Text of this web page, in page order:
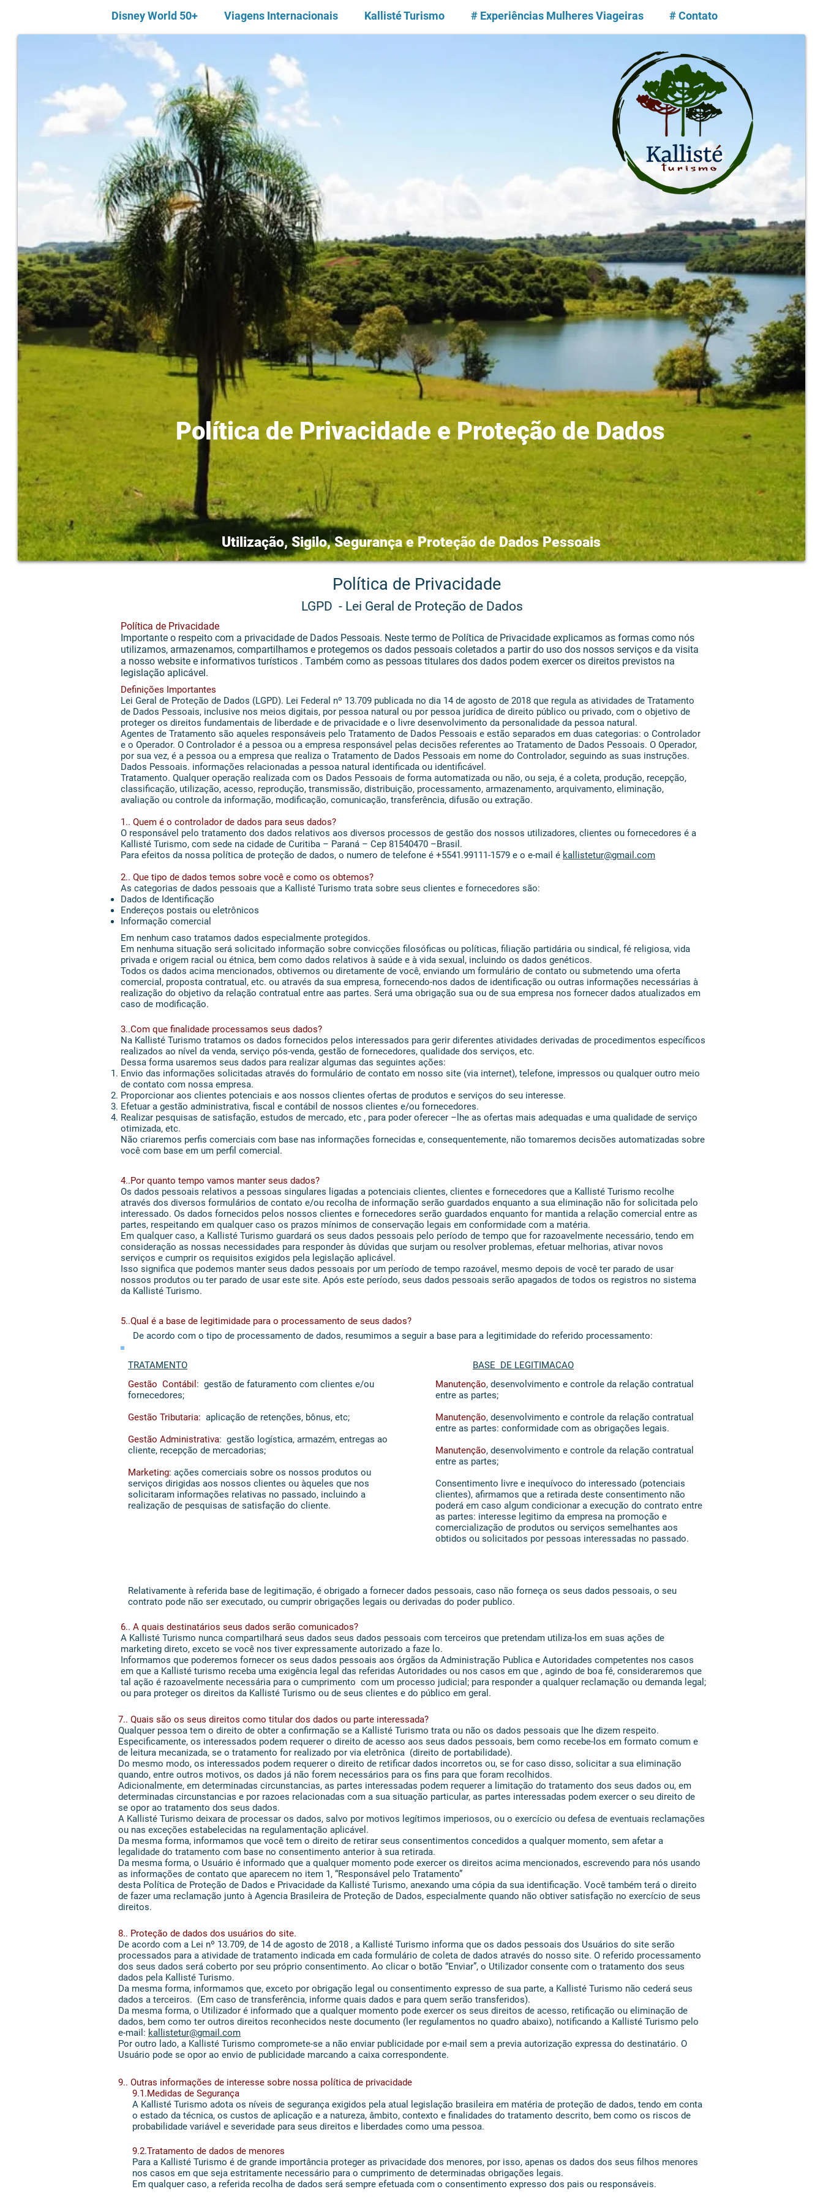
Disney World 50+ Viagens Internacionais Kallisté Turismo # Experiências Mulheres Viageiras # Contato
Política de Privacidade e Proteção de Dados
Utilização, Sigilo, Segurança e Proteção de Dados Pessoais
Política de Privacidade
LGPD - Lei Geral de Proteção de Dados
Política de Privacidade
Importante o respeito com a privacidade de Dados Pessoais. Neste termo de Política de Privacidade explicamos as formas como nós
utilizamos, armazenamos, compartilhamos e protegemos os dados pessoais coletados a partir do uso dos nossos serviços e da visita
a nosso website e informativos turísticos . Também como as pessoas titulares dos dados podem exercer os direitos previstos na
legislação aplicável.
Definições Importantes
Lei Geral de Proteção de Dados (LGPD). Lei Federal nº 13.709 publicada no dia 14 de agosto de 2018 que regula as atividades de Tratamento
de Dados Pessoais, inclusive nos meios digitais, por pessoa natural ou por pessoa jurídica de direito público ou privado, com o objetivo de
proteger os direitos fundamentais de liberdade e de privacidade e o livre desenvolvimento da personalidade da pessoa natural.
Agentes de Tratamento são aqueles responsáveis pelo Tratamento de Dados Pessoais e estão separados em duas categorias: o Controlador
e o Operador. O Controlador é a pessoa ou a empresa responsável pelas decisões referentes ao Tratamento de Dados Pessoais. O Operador,
por sua vez, é a pessoa ou a empresa que realiza o Tratamento de Dados Pessoais em nome do Controlador, seguindo as suas instruções.
Dados Pessoais. informações relacionadas a pessoa natural identificada ou identificável.
Tratamento. Qualquer operação realizada com os Dados Pessoais de forma automatizada ou não, ou seja, é a coleta, produção, recepção,
classificação, utilização, acesso, reprodução, transmissão, distribuição, processamento, armazenamento, arquivamento, eliminação,
avaliação ou controle da informação, modificação, comunicação, transferência, difusão ou extração.
1.. Quem é o controlador de dados para seus dados?
O responsável pelo tratamento dos dados relativos aos diversos processos de gestão dos nossos utilizadores, clientes ou fornecedores é a
Kallisté Turismo, com sede na cidade de Curitiba – Paraná – Cep 81540470 –Brasil.
Para efeitos da nossa política de proteção de dados, o numero de telefone é +5541.99111-1579 e o e-mail é kallistetur@gmail.com
2.. Que tipo de dados temos sobre você e como os obtemos?
As categorias de dados pessoais que a Kallisté Turismo trata sobre seus clientes e fornecedores são:
Dados de Identificação
Endereços postais ou eletrônicos
Informação comercial
Em nenhum caso tratamos dados especialmente protegidos.
Em nenhuma situação será solicitado informação sobre convicções filosóficas ou políticas, filiação partidária ou sindical, fé religiosa, vida
privada e origem racial ou étnica, bem como dados relativos à saúde e à vida sexual, incluindo os dados genéticos.
Todos os dados acima mencionados, obtivemos ou diretamente de você, enviando um formulário de contato ou submetendo uma oferta
comercial, proposta contratual, etc. ou através da sua empresa, fornecendo-nos dados de identificação ou outras informações necessárias à
realização do objetivo da relação contratual entre aas partes. Será uma obrigação sua ou de sua empresa nos fornecer dados atualizados em
caso de modificação.
3..Com que finalidade processamos seus dados?
Na Kallisté Turismo tratamos os dados fornecidos pelos interessados para gerir diferentes atividades derivadas de procedimentos específicos
realizados ao nível da venda, serviço pós-venda, gestão de fornecedores, qualidade dos serviços, etc.
Dessa forma usaremos seus dados para realizar algumas das seguintes ações:
Envio das informações solicitadas através do formulário de contato em nosso site (via internet), telefone, impressos ou qualquer outro meio
de contato com nossa empresa.
Proporcionar aos clientes potenciais e aos nossos clientes ofertas de produtos e serviços do seu interesse.
Efetuar a gestão administrativa, fiscal e contábil de nossos clientes e/ou fornecedores.
Realizar pesquisas de satisfação, estudos de mercado, etc , para poder oferecer –lhe as ofertas mais adequadas e uma qualidade de serviço
otimizada, etc.
Não criaremos perfis comerciais com base nas informações fornecidas e, consequentemente, não tomaremos decisões automatizadas sobre
você com base em um perfil comercial.
4..Por quanto tempo vamos manter seus dados?
Os dados pessoais relativos a pessoas singulares ligadas a potenciais clientes, clientes e fornecedores que a Kallisté Turismo recolhe
através dos diversos formulários de contato e/ou recolha de informação serão guardados enquanto a sua eliminação não for solicitada pelo
interessado. Os dados fornecidos pelos nossos clientes e fornecedores serão guardados enquanto for mantida a relação comercial entre as
partes, respeitando em qualquer caso os prazos mínimos de conservação legais em conformidade com a matéria.
Em qualquer caso, a Kallisté Turismo guardará os seus dados pessoais pelo período de tempo que for razoavelmente necessário, tendo em
consideração as nossas necessidades para responder às dúvidas que surjam ou resolver problemas, efetuar melhorias, ativar novos
serviços e cumprir os requisitos exigidos pela legislação aplicável.
Isso significa que podemos manter seus dados pessoais por um período de tempo razoável, mesmo depois de você ter parado de usar
nossos produtos ou ter parado de usar este site. Após este período, seus dados pessoais serão apagados de todos os registros no sistema
da Kallisté Turismo.
5..Qual é a base de legitimidade para o processamento de seus dados?
De acordo com o tipo de processamento de dados, resumimos a seguir a base para a legitimidade do referido processamento:
TRATAMENTO
Gestão Contábil : gestão de faturamento com clientes e/ou
fornecedores;
Gestão Tributaria: aplicação de retenções, bônus, etc;
Gestão Administrativa: gestão logística, armazém, entregas ao
cliente, recepção de mercadorias;
Marketing: ações comerciais sobre os nossos produtos ou
serviços dirigidas aos nossos clientes ou àqueles que nos
solicitaram informações relativas no passado, incluindo a
realização de pesquisas de satisfação do cliente.
BASE DE LEGITIMACAO
Manutenção, desenvolvimento e controle da relação contratual
entre as partes;
Manutenção, desenvolvimento e controle da relação contratual
entre as partes: conformidade com as obrigações legais.
Manutenção, desenvolvimento e controle da relação contratual
entre as partes;
Consentimento livre e inequívoco do interessado (potenciais
clientes), afirmamos que a retirada deste consentimento não
poderá em caso algum condicionar a execução do contrato entre
as partes: interesse legitimo da empresa na promoção e
comercialização de produtos ou serviços semelhantes aos
obtidos ou solicitados por pessoas interessadas no passado.
Relativamente à referida base de legitimação, é obrigado a fornecer dados pessoais, caso não forneça os seus dados pessoais, o seu
contrato pode não ser executado, ou cumprir obrigações legais ou derivadas do poder publico.
6.. A quais destinatários seus dados serão comunicados?
A Kallisté Turismo nunca compartilhará seus dados seus dados pessoais com terceiros que pretendam utiliza-los em suas ações de
marketing direto, exceto se você nos tiver expressamente autorizado a faze lo.
Informamos que poderemos fornecer os seus dados pessoais aos órgãos da Administração Publica e Autoridades competentes nos casos
em que a Kallisté turismo receba uma exigência legal das referidas Autoridades ou nos casos em que , agindo de boa fé, consideraremos que
tal ação é razoavelmente necessária para o cumprimento com um processo judicial; para responder a qualquer reclamação ou demanda legal;
ou para proteger os direitos da Kallisté Turismo ou de seus clientes e do público em geral.
7.. Quais são os seus direitos como titular dos dados ou parte interessada?
Qualquer pessoa tem o direito de obter a confirmação se a Kallisté Turismo trata ou não os dados pessoais que lhe dizem respeito.
Especificamente, os interessados podem requerer o direito de acesso aos seus dados pessoais, bem como recebe-los em formato comum e
de leitura mecanizada, se o tratamento for realizado por via eletrônica (direito de portabilidade).
Do mesmo modo, os interessados podem requerer o direito de retificar dados incorretos ou, se for caso disso, solicitar a sua eliminação
quando, entre outros motivos, os dados já não forem necessários para os fins para que foram recolhidos.
Adicionalmente, em determinadas circunstancias, as partes interessadas podem requerer a limitação do tratamento dos seus dados ou, em
determinadas circunstancias e por razoes relacionadas com a sua situação particular, as partes interessadas podem exercer o seu direito de
se opor ao tratamento dos seus dados.
A Kallisté Turismo deixara de processar os dados, salvo por motivos legítimos imperiosos, ou o exercício ou defesa de eventuais reclamações
ou nas exceções estabelecidas na regulamentação aplicável.
Da mesma forma, informamos que você tem o direito de retirar seus consentimentos concedidos a qualquer momento, sem afetar a
legalidade do tratamento com base no consentimento anterior à sua retirada.
Da mesma forma, o Usuário é informado que a qualquer momento pode exercer os direitos acima mencionados, escrevendo para nós usando
as informações de contato que aparecem no item 1, “Responsável pelo Tratamento”
desta Política de Proteção de Dados e Privacidade da Kallisté Turismo, anexando uma cópia da sua identificação. Você também terá o direito
de fazer uma reclamação junto à Agencia Brasileira de Proteção de Dados, especialmente quando não obtiver satisfação no exercício de seus
direitos.
8.. Proteção de dados dos usuários do site.
De acordo com a Lei nº 13.709, de 14 de agosto de 2018 , a Kallisté Turismo informa que os dados pessoais dos Usuários do site serão
processados para a atividade de tratamento indicada em cada formulário de coleta de dados através do nosso site. O referido processamento
dos seus dados será coberto por seu próprio consentimento. Ao clicar o botão “Enviar”, o Utilizador consente com o tratamento dos seus
dados pela Kallisté Turismo.
Da mesma forma, informamos que, exceto por obrigação legal ou consentimento expresso de sua parte, a Kallisté Turismo não cederá seus
dados a terceiros. (Em caso de transferência, informe quais dados e para quem serão transferidos).
Da mesma forma, o Utilizador é informado que a qualquer momento pode exercer os seus direitos de acesso, retificação ou eliminação de
dados, bem como ter outros direitos reconhecidos neste documento (ler regulamentos no quadro abaixo), notificando a Kallisté Turismo pelo
e-mail: kallistetur@gmail.com
Por outro lado, a Kallisté Turismo compromete-se a não enviar publicidade por e-mail sem a previa autorização expressa do destinatário. O
Usuário pode se opor ao envio de publicidade marcando a caixa correspondente.
9.. Outras informações de interesse sobre nossa política de privacidade
9.1.Medidas de Segurança
A Kallisté Turismo adota os níveis de segurança exigidos pela atual legislação brasileira em matéria de proteção de dados, tendo em conta
o estado da técnica, os custos de aplicação e a natureza, âmbito, contexto e finalidades do tratamento descrito, bem como os riscos de
probabilidade variável e severidade para seus direitos e liberdades como uma pessoa.
9.2.Tratamento de dados de menores
Para a Kallisté Turismo é de grande importância proteger as privacidade dos menores, por isso, apenas os dados dos seus filhos menores
nos casos em que seja estritamente necessário para o cumprimento de determinadas obrigações legais.
Em qualquer caso, a referida recolha de dados será sempre efetuada com o consentimento expresso dos pais ou responsáveis.